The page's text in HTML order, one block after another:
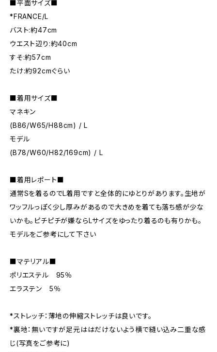
■平面サイズ■
*FRANCE/L
バスト:約47cm
ウエスト辺り:約40cm
すそ:約57cm
たけ:約92cmぐらい
■着用サイズ■
マネキン
(B86/W65/H88cm) / L
モデル
(B78/W60/H82/169cm) / L
■着用レポート■
通常Sを着るのでL着用ですと全体的にゆとりがあります。生地が
ワッフルっぽく少し厚みがあるので大きめを着ても落ち感が少な
いかも。ピチピチが嫌ならLサイズをゆったり着るのも有りかも。
モデルをご参考にして下さい
■マテリアル■
ポリエステル 95％
エラステン 5％
*ストレッチ：薄地の伸縮ストレッチは良いです。
*裏地：無いですが足元ははだけないよう横で縫い込み二重な感
じ(写真をご参考に)